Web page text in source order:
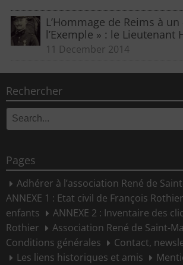
L’Hommage de Reims à
l’Exemple » : le Lieutenant
11 December 2014
Rechercher
Search
for:
Pages
Adhérer à l’association René de
ANNEXE 1 : Etat civil de François
enfants
ANNEXE 2 : Inventaire des
Rothier
Association René de Saint-
Conditions générales
Contact,
Les liens historiques et amis